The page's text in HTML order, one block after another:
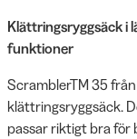
Klättringsryggsäck i
funktioner
ScramblerTM 35
klättringsryggsäck.
passar riktigt bra för